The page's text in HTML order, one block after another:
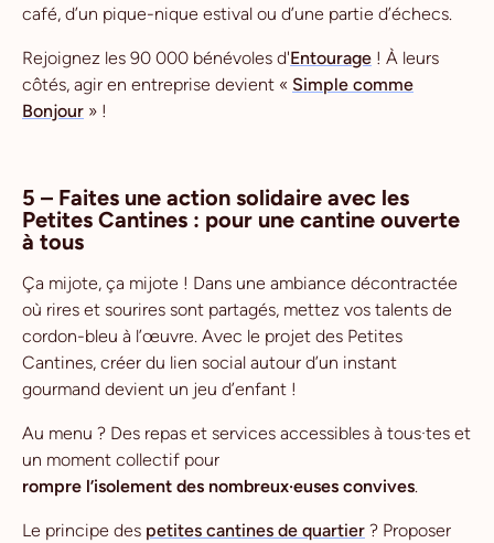
café, d’un pique-nique estival ou d’une partie d’échecs.
Rejoignez les 90 000 bénévoles d'Entourage ! À leurs
côtés, agir en entreprise devient « Simple comme
Bonjour » !
5 – Faites une action solidaire avec les
Petites Cantines : pour une cantine ouverte
à tous
Ça mijote, ça mijote ! Dans une ambiance décontractée
où rires et sourires sont partagés, mettez vos talents de
cordon-bleu à l’œuvre. Avec le projet des Petites
Cantines, créer du lien social autour d’un instant
gourmand devient un jeu d’enfant !
Au menu ? Des repas et services accessibles à tous·tes et
un moment collectif pour
rompre l’isolement des nombreux·euses convives.
Le principe des petites cantines de quartier ? Proposer